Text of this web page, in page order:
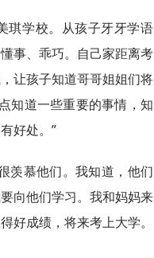
琪学校。从孩子牙牙学语
事、乖巧。自己家距离考
让孩子知道哥哥姐姐们将
知道一些重要的事情，知
好处。”
羡慕他们。我知道，他们
向他们学习。我和妈妈来
好成绩，将来考上大学。